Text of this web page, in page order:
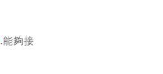
.能夠接